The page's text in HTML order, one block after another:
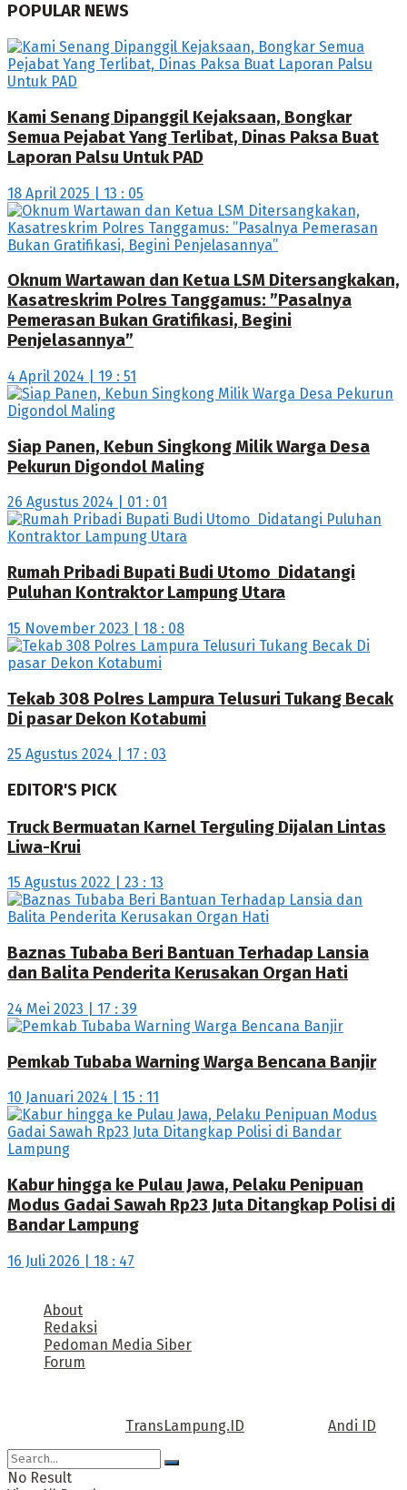
POPULAR NEWS
Kami Senang Dipanggil Kejaksaan, Bongkar
Semua Pejabat Yang Terlibat, Dinas Paksa Buat
Laporan Palsu Untuk PAD
18 April 2025 | 13 : 05
Oknum Wartawan dan Ketua LSM Ditersangkakan,
Kasatreskrim Polres Tanggamus: ”Pasalnya
Pemerasan Bukan Gratifikasi, Begini
Penjelasannya”
4 April 2024 | 19 : 51
Siap Panen, Kebun Singkong Milik Warga Desa
Pekurun Digondol Maling
26 Agustus 2024 | 01 : 01
Rumah Pribadi Bupati Budi Utomo Didatangi
Puluhan Kontraktor Lampung Utara
15 November 2023 | 18 : 08
Tekab 308 Polres Lampura Telusuri Tukang Becak
Di pasar Dekon Kotabumi
25 Agustus 2024 | 17 : 03
EDITOR'S PICK
Truck Bermuatan Karnel Terguling Dijalan Lintas
Liwa-Krui
15 Agustus 2022 | 23 : 13
Baznas Tubaba Beri Bantuan Terhadap Lansia
dan Balita Penderita Kerusakan Organ Hati
24 Mei 2023 | 17 : 39
Pemkab Tubaba Warning Warga Bencana Banjir
10 Januari 2024 | 15 : 11
Kabur hingga ke Pulau Jawa, Pelaku Penipuan
Modus Gadai Sawah Rp23 Juta Ditangkap Polisi di
Bandar Lampung
16 Juli 2026 | 18 : 47
About
Redaksi
Pedoman Media Siber
Forum
TransLampung.ID Andi ID
No Result